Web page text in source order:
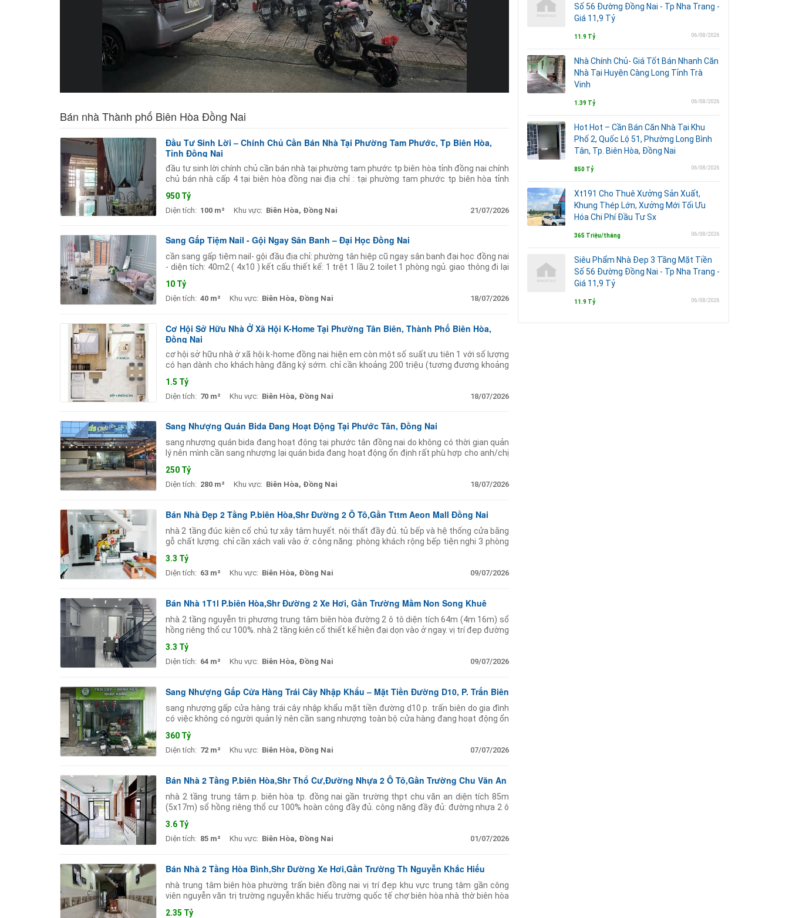
Bán nhà Thành phố Biên Hòa Đồng Nai
Đầu Tư Sinh Lời – Chính Chủ Cần Bán Nhà Tại Phường Tam Phước, Tp Biên Hòa,
Tỉnh Đồng Nai
đầu tư sinh lời chính chủ cần bán nhà tại phường tam phước tp biên hòa tỉnh đồng nai chính
chủ bán nhà cấp 4 tại biên hòa đồng nai địa chỉ : tại phường tam phước tp biên hòa tỉnh
950 Tỷ
Diện tích: 100 m² Khu vực: Biên Hòa, Đồng Nai 21/07/2026
Sang Gấp Tiệm Nail - Gội Ngay Sân Banh – Đại Học Đồng Nai
cần sang gấp tiệm nail- gội đầu địa chỉ: phường tân hiệp cũ ngay sân banh đại học đồng nai
- diện tích: 40m2 ( 4x10 ) kết cấu thiết kế: 1 trệt 1 lầu 2 toilet 1 phòng ngủ. giao thông đi lại
10 Tỷ
Diện tích: 40 m² Khu vực: Biên Hòa, Đồng Nai 18/07/2026
Cơ Hội Sở Hữu Nhà Ở Xã Hội K-Home Tại Phường Tân Biên, Thành Phố Biên Hòa,
Đồng Nai
cơ hội sở hữu nhà ở xã hội k-home đồng nai hiện em còn một số suất ưu tiên 1 với số lượng
có hạn dành cho khách hàng đăng ký sớm. chỉ cần khoảng 200 triệu (tương đương khoảng
1.5 Tỷ
Diện tích: 70 m² Khu vực: Biên Hòa, Đồng Nai 18/07/2026
Sang Nhượng Quán Bida Đang Hoạt Động Tại Phước Tân, Đồng Nai
sang nhượng quán bida đang hoạt động tại phước tân đồng nai do không có thời gian quản
lý nên mình cần sang nhượng lại quán bida đang hoạt động ổn định rất phù hợp cho anh/chị
250 Tỷ
Diện tích: 280 m² Khu vực: Biên Hòa, Đồng Nai 18/07/2026
Bán Nhà Đẹp 2 Tầng P.biên Hòa,Shr Đường 2 Ô Tô,Gần Tttm Aeon Mall Đồng Nai
nhà 2 tầng đúc kiên cố chủ tự xây tâm huyết. nội thất đầy đủ. tủ bếp và hệ thống cửa bằng
gỗ chất lượng. chỉ cần xách vali vào ở. công năng: phòng khách rộng bếp tiện nghi 3 phòng
3.3 Tỷ
Diện tích: 63 m² Khu vực: Biên Hòa, Đồng Nai 09/07/2026
Bán Nhà 1T1l P.biên Hòa,Shr Đường 2 Xe Hơi, Gần Trường Mầm Non Song Khuê
nhà 2 tầng nguyễn tri phương trung tâm biên hòa đường 2 ô tô diện tích 64m (4m 16m) sổ
hồng riêng thổ cư 100%. nhà 2 tầng kiên cố thiết kế hiện đại dọn vào ở ngay. vị trí đẹp đường
3.3 Tỷ
Diện tích: 64 m² Khu vực: Biên Hòa, Đồng Nai 09/07/2026
Sang Nhượng Gấp Cửa Hàng Trái Cây Nhập Khẩu – Mặt Tiền Đường D10, P. Trấn Biên
sang nhượng gấp cửa hàng trái cây nhập khẩu mặt tiền đường d10 p. trấn biên do gia đình
có việc không có người quản lý nên cần sang nhượng toàn bộ cửa hàng đang hoạt động ổn
360 Tỷ
Diện tích: 72 m² Khu vực: Biên Hòa, Đồng Nai 07/07/2026
Bán Nhà 2 Tầng P.biên Hòa,Shr Thổ Cư,Đường Nhựa 2 Ô Tô,Gần Trường Chu Văn An
nhà 2 tầng trung tâm p. biên hòa tp. đồng nai gần trường thpt chu văn an diện tích 85m
(5x17m) sổ hồng riêng thổ cư 100% hoàn công đầy đủ. công năng đầy đủ: đường nhựa 2 ô
3.6 Tỷ
Diện tích: 85 m² Khu vực: Biên Hòa, Đồng Nai 01/07/2026
Bán Nhà 2 Tầng Hòa Bình,Shr Đường Xe Hơi,Gần Trường Th Nguyễn Khắc Hiếu
nhà trung tâm biên hòa phường trấn biên đồng nai vị trí đẹp khu vực trung tâm gần công
viên nguyễn văn trị trường nguyễn khắc hiếu trường quốc tế chợ biên hòa nhà thờ biên hòa
2.35 Tỷ
Số 56 Đường Đồng Nai - Tp Nha Trang -
Giá 11,9 Tỷ
11.9 Tỷ 06/08/2026
Nhà Chính Chủ- Giá Tốt Bán Nhanh Căn
Nhà Tại Huyện Càng Long Tỉnh Trà
Vinh
1.39 Tỷ 06/08/2026
Hot Hot – Cần Bán Căn Nhà Tại Khu
Phố 2, Quốc Lộ 51, Phường Long Bình
Tân, Tp. Biên Hòa, Đồng Nai
850 Tỷ 06/08/2026
Xt191 Cho Thuê Xưởng Sản Xuất,
Khung Thép Lớn, Xưởng Mới Tối Ưu
Hóa Chi Phí Đầu Tư Sx
365 Triệu/tháng 06/08/2026
Siêu Phẩm Nhà Đẹp 3 Tầng Mặt Tiền
Số 56 Đường Đồng Nai - Tp Nha Trang -
Giá 11,9 Tỷ
11.9 Tỷ 06/08/2026